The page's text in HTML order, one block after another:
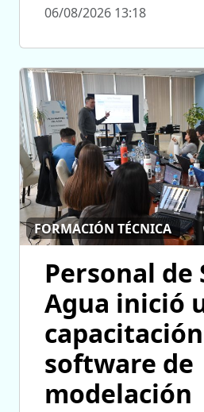
06/08/2026 13:18
FORMACIÓN TÉCNICA
Personal de
Agua inició
software de
modelación